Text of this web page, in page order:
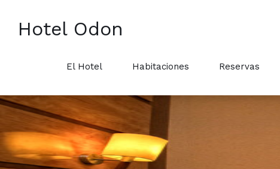
Hotel Odon
El Hotel Habitaciones Reservas